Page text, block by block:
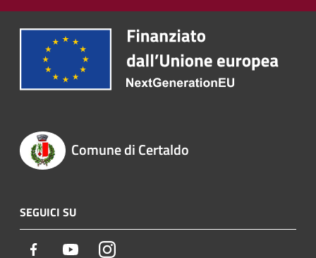
Comune di Certaldo
SEGUICI SU
Facebook YoutubeInstagram